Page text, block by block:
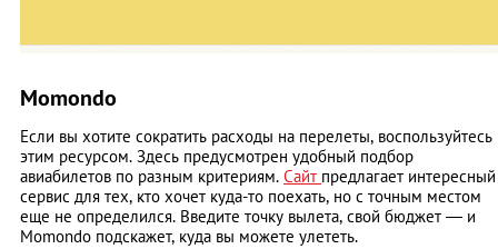
Momondo
Если вы хотите сократить расходы на перелеты, воспользуйтесь
этим ресурсом. Здесь предусмотрен удобный подбор
авиабилетов по разным критериям. Сайт предлагает интересный
сервис для тех, кто хочет куда-то поехать, но с точным местом
еще не определился. Введите точку вылета, свой бюджет — и
Momondo подскажет, куда вы можете улететь.